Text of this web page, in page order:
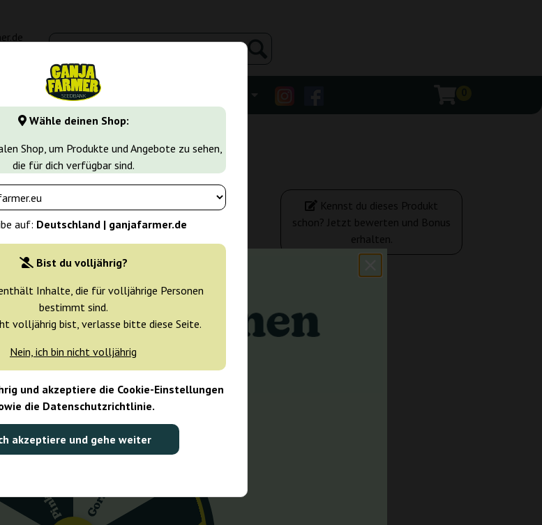
Wähle deinen Shop:
Shop, um Produkte und Angebote zu sehen,
die für dich verfügbar sind.
auf: Deutschland | ganjafarmer.de
Bist du volljährig?
Inhalte, die für volljährige Personen
bestimmt sind.
volljährig bist, verlasse bitte diese Seite.
Nein, ich bin nicht volljährig
und akzeptiere die Cookie-Einstellungen
die Datenschutzrichtlinie.
akzeptiere und gehe weiter
Cannabis Sorten
+ Gratis
Originalverpackung:
1 Stück
Versand in 24 h
Anzahl der Pakete:
In den Warenkorb
Kennst du dieses Produkt
schon? Jetzt bewerten und Bonus
erhalten.
Sorteneigenschaften
Gorilla Cookies
Pink Guava Fast